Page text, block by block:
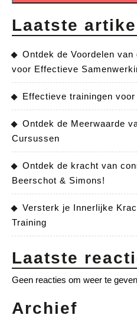
Laatste
Ontdek de Voordelen
voor Effectieve
Effectieve trainingen
Ontdek de Meerwaarde
Cursussen
Ontdek de kracht van
Beerschot & Simons!
Versterk je Innerlijke
Training
Laatste
Geen reacties om weer te
Archief